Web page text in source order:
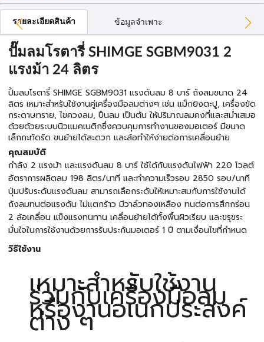
รายละเอียดสินค้า ข้อมูลจำเพาะ
ปั๊มลมโรตารี่ SHIMGE SGBM9031 2
แรงม้า 24 ลิตร
ปั้มลมโรตารี่ SHIMGE SGBM9031 แรงดันลม 8 บาร์ ถังลมขนาด 24
ลิตร เหมาะสำหรับใช้งานคู่เครื่องมือลมต่างๆ เช่น แม็กยิงตะปู, เครื่องขัด
กระดาษทราย, ไขควงลม, ปืนลม เป็นต้น ให้ปริมาณลมคงที่และสม่ำเสมอ
ด้วยด้วยระบบนิวแมคเนติกซึ่งควบคุมการทำงานของมอเตอร์ มีขนาด
เล็กกะทัดรัด ขนย้ายได้สะดวก และล้อทำให้ง่ายต่อการเคลื่อนย้าย
คุณสมบัติ
กำลัง 2 แรงม้า และแรงดันลม 8 บาร์ ใช้ได้กับแรงดันไฟฟ้า 220 โวลต์
อัตราการผลิตลม 198 ลิตร/นาที และทำความเร็วรอบ 2850 รอบ/นาที
ปุ่มปรับระดับแรงดันลม สามารถเลือกระดับให้เหมาะสมกับการใช้งานได้
ถังลมทนต่อแรงดัน ไม่แตกร้าว มีวาล์วทองเหลือง ทนต่อการสึกกร่อน
2 ล้อเคลื่อน แข็งแรงทนทาน เคลื่อนย้ายได้ทั้งพื้นผิวเรียบ และขรุขระ
มั่นใจในการใช้งานด้วยการรับประกันมอเตอร์ 1 ปี ตามเงื่อนไขที่กำหนด
วิธีใช้งาน
เหมาะสำหรับใช้งาน
ร่วมกับเครื่องมือลม
หรืองานอเนกประสงค์
ต่าง ๆ